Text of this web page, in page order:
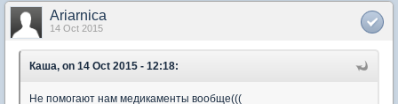
Ariarnica
14 Oct 2015
Каша, on 14 Oct 2015 - 12:18:
Не помогают нам медикаменты вообще(((